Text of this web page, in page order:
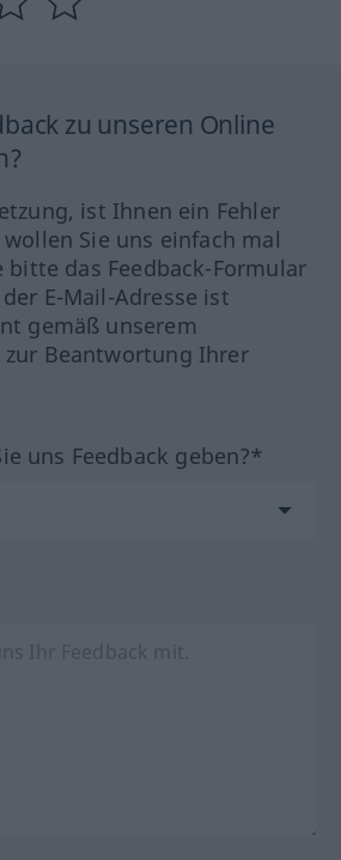
zu unseren Online
ist Ihnen ein Fehler
Sie uns einfach mal
bitte das Feedback-Formular
E-Mail-Adresse ist
gemäß unserem
zur Beantwortung Ihrer
uns Feedback geben?*